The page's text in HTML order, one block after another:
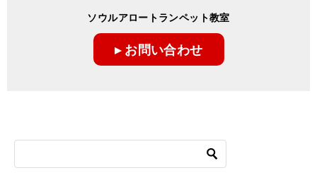
ソウルアロートランペット教室
▸ お問い合わせ